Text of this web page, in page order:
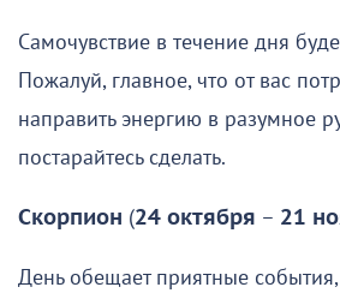
Самочувствие в течение дня
Пожалуй, главное, что от вас
направить энергию в разумное
постарайтесь сделать.
Скорпион (24 октября – 21
День обещает приятные